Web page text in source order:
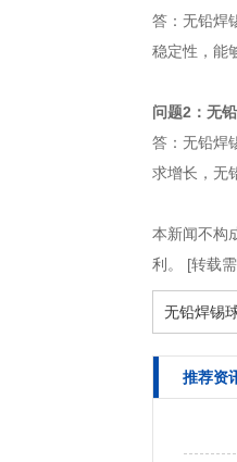
答：无铅焊
稳定性，能
问题2：无
答：无铅焊
求增长，无
本新闻不构
利。 [转载
无铅焊锡
推荐资